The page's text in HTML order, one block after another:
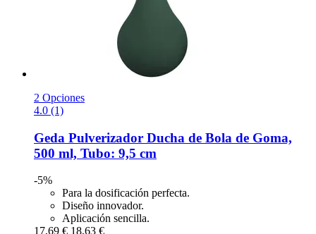
2 Opciones
4.0 (1)
Geda Pulverizador Ducha de Bola de Goma,
500 ml, Tubo: 9,5 cm
-5%
Para la dosificación perfecta.
Diseño innovador.
Aplicación sencilla.
17,69 € 18,63 €